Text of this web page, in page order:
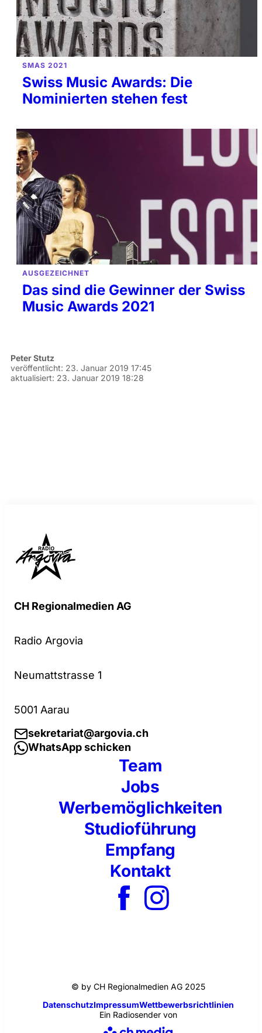
SMAS 2021
Swiss Music Awards: Die
Nominierten stehen fest
AUSGEZEICHNET
Das sind die Gewinner der Swiss
Music Awards 2021
Peter Stutz
veröffentlicht: 23. Januar 2019 17:45
aktualisiert: 23. Januar 2019 18:28
CH Regionalmedien AG
Radio Argovia
Neumattstrasse 1
5001 Aarau
sekretariat@argovia.ch
WhatsApp schicken
Team
Jobs
Werbemöglichkeiten
Studioführung
Empfang
Kontakt
© by CH Regionalmedien AG 2025
DatenschutzImpressumWettbewerbsrichtlinien
Ein Radiosender von